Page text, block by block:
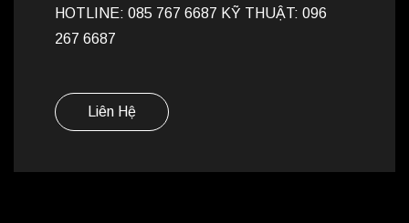
HOTLINE: 085 767 6687 KỸ THUẬT: 096
267 6687
Liên Hệ